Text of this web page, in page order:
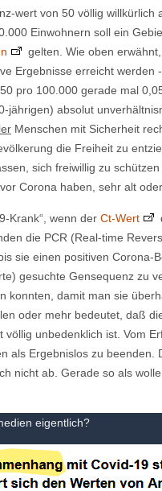
wert von 50 völlig willkürlich
Einwohnern soll ein
gelten. Wie oben
Ergebnisse erreicht werden
pro 100.000 gerade mal
jährigen) absolut
Menschen mit Sicherheit
die Freiheit zu
sich freiwillig zu
Corona haben, sehr alt
Krank“, wenn der Ct-Wert
die PCR (Real-time
sie einen positiven Corona-
gesuchte Gensequenz zu
damit man sie
oder mehr bedeutet, daß
unbedenklich ist. Vom
als Ergebnislos zu beenden.
nicht ab. Gerade so als
eigentlich?